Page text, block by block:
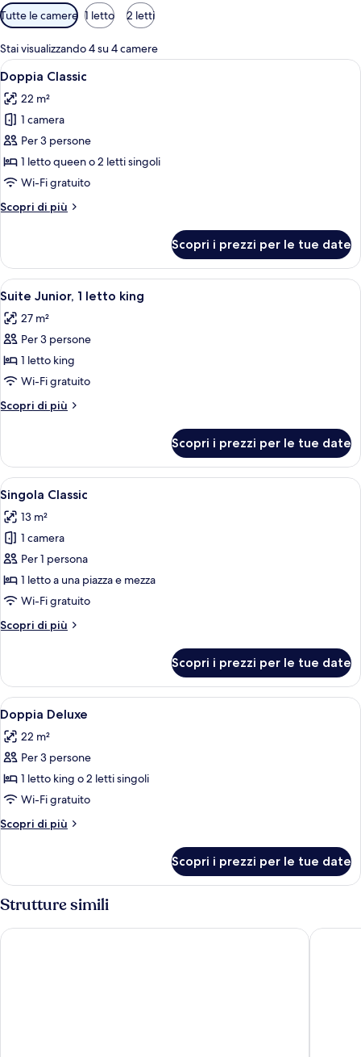
Filtri
disponibili
per
le
camere
Tutte le camere 1 letto 2 letti
Stai visualizzando 4 su 4 camere
Apri
tutte
le
foto
per
Doppia
Classic
Una camera da letto moderna con
4
Doppia Classic
22 m²
1 camera
Per 3 persone
1 letto queen o 2 letti singoli
Wi-Fi gratuito
Scopri di più
Altri
Classic
Scopri i prezzi per le tue date
Apri
tutte
le
foto
per
Suite
Junior,
1
king
Una camera da letto moderna con
7
Suite Junior, 1 letto king
27 m²
Per 3 persone
1 letto king
Wi-Fi gratuito
Scopri di più
Altri
Junior,
letto
king
Scopri i prezzi per le tue date
Apri
tutte
le
foto
per
Singola
Classic
Una camera d'albergo moderna
4
Singola Classic
13 m²
1 camera
Per 1 persona
1 letto a una piazza e mezza
Wi-Fi gratuito
Scopri di più
Altri
Classic
Scopri i prezzi per le tue date
Apri
tutte
le
foto
per
Doppia
Deluxe
Una camera d'albergo moderna con
5
Doppia Deluxe
22 m²
Per 3 persone
1 letto king o 2 letti singoli
Wi-Fi gratuito
Scopri di più
Altri
Deluxe
Scopri i prezzi per le tue date
Strutture simili
Hotel Plaza Opera B&B